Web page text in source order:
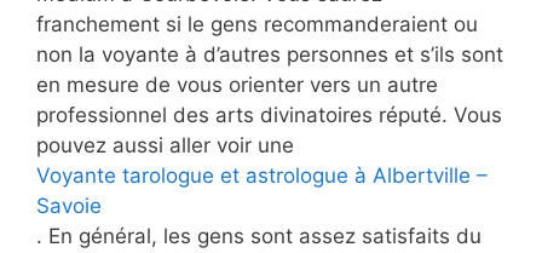
franchement si le gens recommanderaient ou
non la voyante à d’autres personnes et s’ils sont
en mesure de vous orienter vers un autre
professionnel des arts divinatoires réputé. Vous
pouvez aussi aller voir une
Voyante tarologue et astrologue à Albertville –
Savoie
. En général, les gens sont assez satisfaits du